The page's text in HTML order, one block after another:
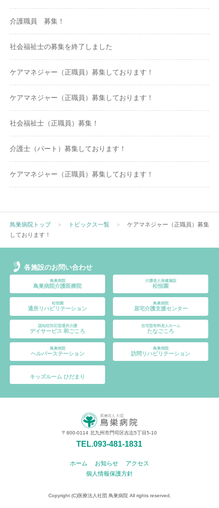
介護職員 募集！
社会福祉士の募集を終了しました
ケアマネジャー（正職員）募集しております！
ケアマネジャー（正職員）募集しております！
社会福祉士（正職員）募集！
介護士（パート）募集しております！
ケアマネジャー（正職員）募集しております！
鳥巣病院トップ＞ トピックス一覧 ＞ ケアマネジャー（正職員）募集
しております！
各施設のお問い合わせ
鳥巣病院
鳥巣病院介護医療院
介護老人保健施設
松恒園
松恒園
通所リハビリテーション
鳥巣病院
居宅介護支援センター
認知症対応型通所介護
デイサービス 和ごころ
住宅型有料老人ホーム
たなごころ
鳥巣病院
ヘルパーステーション
鳥巣病院
訪問リハビリテーション
キッズルーム ひだまり
〒800-0114 北九州市門司区吉志5丁目5-10
TEL.093-481-1831
ホーム お知らせ
アクセス
個人情報保護方針
Copyright (C)医療法人社団 鳥巣病院 All rights reserved.